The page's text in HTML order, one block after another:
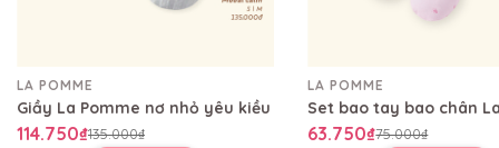
LA POMME
Giầy La Pomme nơ nhỏ yêu kiều
114.750₫135.000₫
LA POMME
63.750₫75.000₫